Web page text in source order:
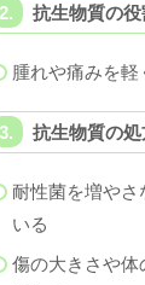
抗生物質の役
腫れや痛みを軽
抗生物質の
耐性菌を増やさ
いる
傷の大きさや